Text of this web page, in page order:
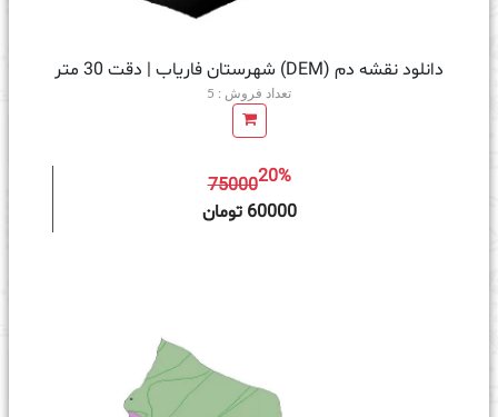
دانلود نقشه دم (DEM) شهرستان فاریاب | دقت 30 متر
تعداد فروش : 5
7500020%
60000 تومان